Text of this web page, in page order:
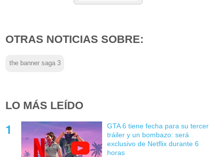
OTRAS NOTICIAS SOBRE:
the banner saga 3
LO MÁS LEÍDO
GTA 6 tiene fecha para su tercer
tráiler y un bombazo: será
exclusivo de Netflix durante 6
horas